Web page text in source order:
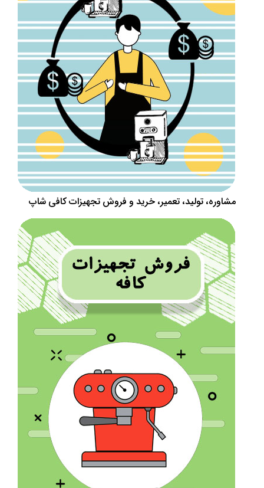
مشاوره، تولید، تعمیر، خرید و فروش تجهیزات کافی شاپ